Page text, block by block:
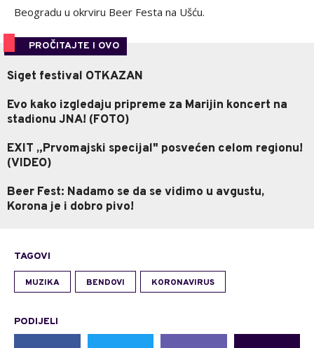
Beogradu u okrviru Beer Festa na Ušću.
PROČITAJTE I OVO
Siget festival OTKAZAN
Evo kako izgledaju pripreme za Marijin koncert na
stadionu JNA! (FOTO)
EXIT „Prvomajski specijal" posvećen celom regionu!
(VIDEO)
Beer Fest: Nadamo se da se vidimo u avgustu,
Korona je i dobro pivo!
TAGOVI
MUZIKA BENDOVI KORONAVIRUS
PODIJELI